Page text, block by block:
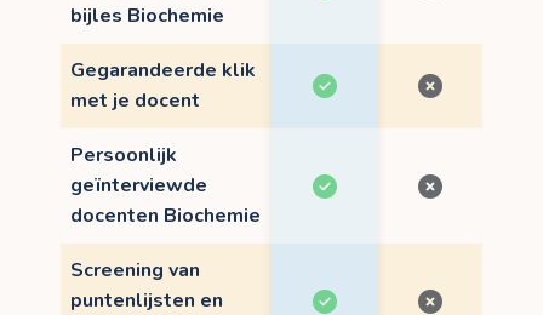
bijles Biochemie
Gegarandeerde klik
met je docent
Persoonlijk
geïnterviewde
docenten Biochemie
Screening van
puntenlijsten en